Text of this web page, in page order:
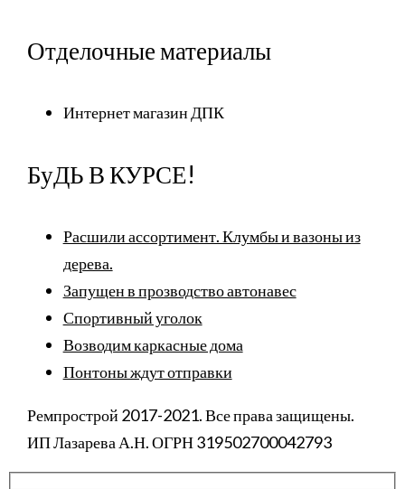
Отделочные материалы
Интернет магазин ДПК
БуДЬ В КУРСЕ!
Расшили ассортимент. Клумбы и вазоны из
дерева.
Запущен в прозводство автонавес
Спортивный уголок
Возводим каркасные дома
Понтоны ждут отправки
Ремпрострой 2017-2021. Все права защищены.
ИП Лазарева А.Н. ОГРН 319502700042793